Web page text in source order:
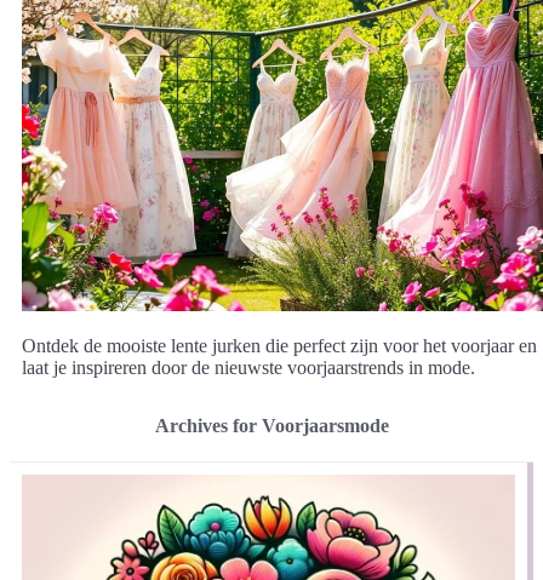
Ontdek de mooiste lente jurken die perfect zijn voor het voorjaar en
laat je inspireren door de nieuwste voorjaarstrends in mode.
Archives for Voorjaarsmode